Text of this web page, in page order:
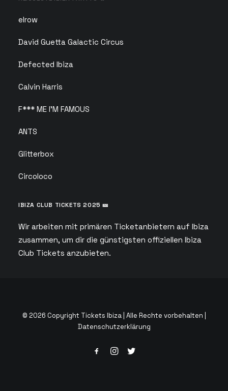
elrow
David Guetta Galactic Circus
Defected Ibiza
Calvin Harris
F*** ME I’M FAMOUS
ANTS
Glitterbox
Circoloco
IBIZA CLUB TICKETS 2025 🎫
Wir arbeiten mit primären Ticketanbietern auf Ibiza
zusammen, um dir die günstigsten offiziellen Ibiza
Club Tickets anzubieten.
© 2026 Copyright Tickets Ibiza | Alle Rechte vorbehalten |
Datenschutzerklärung